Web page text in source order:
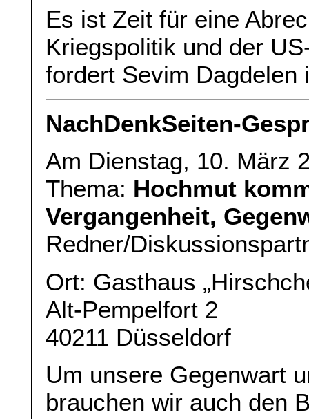
Es ist Zeit für eine
Kriegspolitik und der
fordert Sevim Dagdelen
NachDenkSeiten-
Am Dienstag, 10. März
Thema: Hochmut
Vergangenheit,
Redner/
Ort: Gasthaus
Alt-Pempelfort 2
40211 Düsseldorf
Um unsere Gegenwart
brauchen wir auch den